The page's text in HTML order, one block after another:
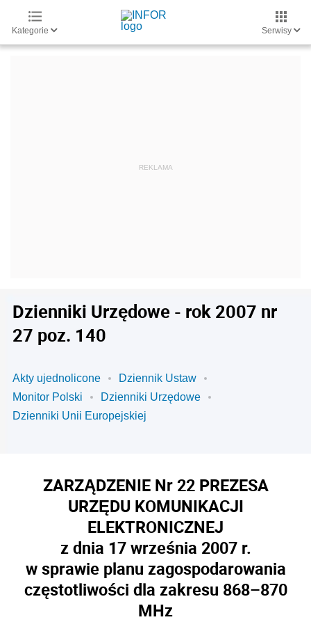
Kategorie Serwisy
Dzienniki Urzędowe - rok 2007 nr
27 poz. 140
Akty ujednolicone
Dziennik Ustaw
Monitor Polski
Dzienniki Urzędowe
Dzienniki Unii Europejskiej
ZARZĄDZENIE Nr 22 PREZESA
URZĘDU KOMUNIKACJI
ELEKTRONICZNEJ
z dnia 17 września 2007 r.
w sprawie planu zagospodarowania
częstotliwości dla zakresu 868–870
MHz